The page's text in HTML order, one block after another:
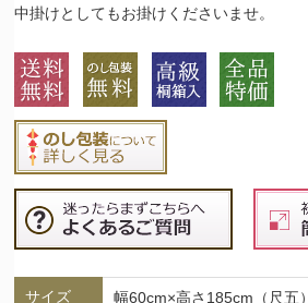
中掛けとしてもお掛けくださいませ。
サイズ 幅60cm×高さ185cm（尺五）